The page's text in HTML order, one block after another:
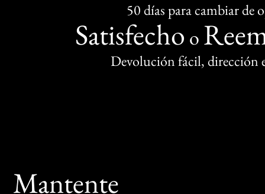
50 días para cambiar de
Satisfecho o
Devolución fácil, dirección
Mantente